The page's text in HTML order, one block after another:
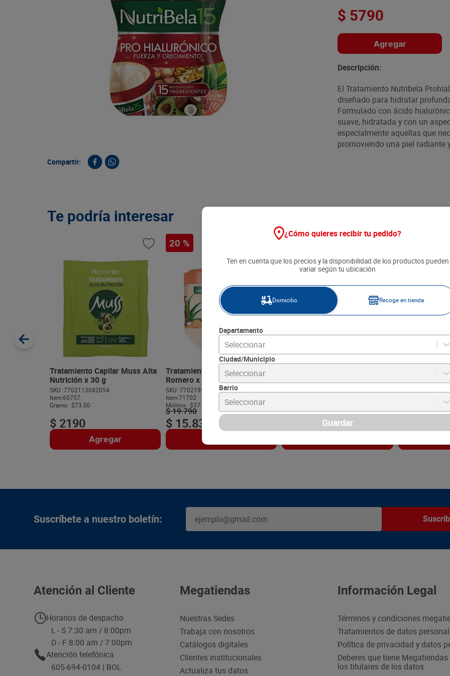
9.
queso
10
papa
Compartir:
$ 5790
Agregar
Descripción:
El Tratamiento Nutribela
diseñado para hidratar
Formulado con ácido
suave, hidratada y con un
especialmente aquellas que
promoviendo una piel radiante
Te podría interesar
Tratamiento Capilar Muss Alta
Nutrición x 30 g
SKU :7702113042054
Item:60757
Gramo: $73.00
$ 2190
Agregar
20 %
Tratamiento Savital Elixir
Romero x 425 ml
SKU :7702191522257
Item:71702
Mililitro: $37.25
$19.790
$ 15.832
Protex x 170 ml
650
Tratamiento
Crystal x 300
Suscríbete a nuestro boletín:
Atención al Cliente
Horarios de despacho
L - S 7:30 am / 8:00pm
D - F 8:00 am / 7:00pm
Atención telefónica
605-694-0104 | BOL
Megatiendas
Nuestras Sedes
Trabaja con nosotros
Catálogos digitales
Clientes institucionales
Actualiza tus datos
Información Legal
Términos y condiciones
Tratamientos de datos
Política de privacidad y datos
Deberes que tiene
los titulares de los datos
¿Cómo quieres recibir tu pedido?
Ten en cuenta que los precios y la disponibilidad de los productos pueden
variar según tu ubicación
Domicilio Recoge en tienda
Departamento
Seleccionar
Ciudad/Municipio
Seleccionar
Barrio
Seleccionar
Guardar